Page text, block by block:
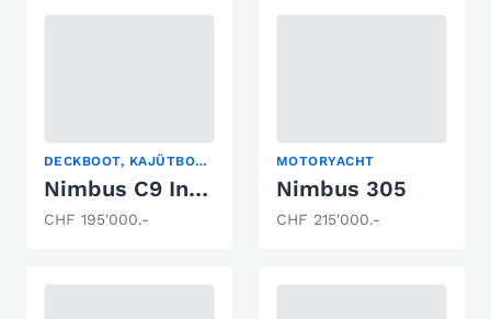
DECKBOOT, KAJÜTBOOT, PILOTHAUS
Nimbus C9 Inboard
CHF 195'000.-
MOTORYACHT
Nimbus 305
CHF 215'000.-